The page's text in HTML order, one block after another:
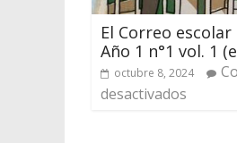
El Correo escolar
Año 1 n°1 vol. 1
octubre 8, 2024
desactivados